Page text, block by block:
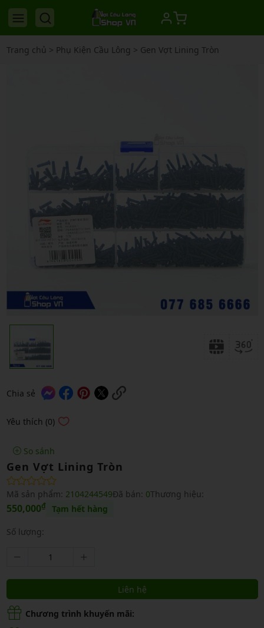
Trang chủ > Phụ Kiện Cầu Lông > Gen Vợt Lining Tròn
Chia sẻ
Yêu thích (0)
So sánh
Gen Vợt Lining Tròn
Mã sản phẩm: 2104244549Đã bán: 0Thương hiệu:
550,000₫ Tạm hết hàng
Số lượng:
Liên hệ
Chương trình khuyến mãi: